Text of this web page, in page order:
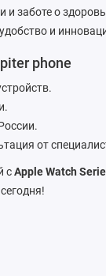
и заботе о
и
phone
от
сApple Watch